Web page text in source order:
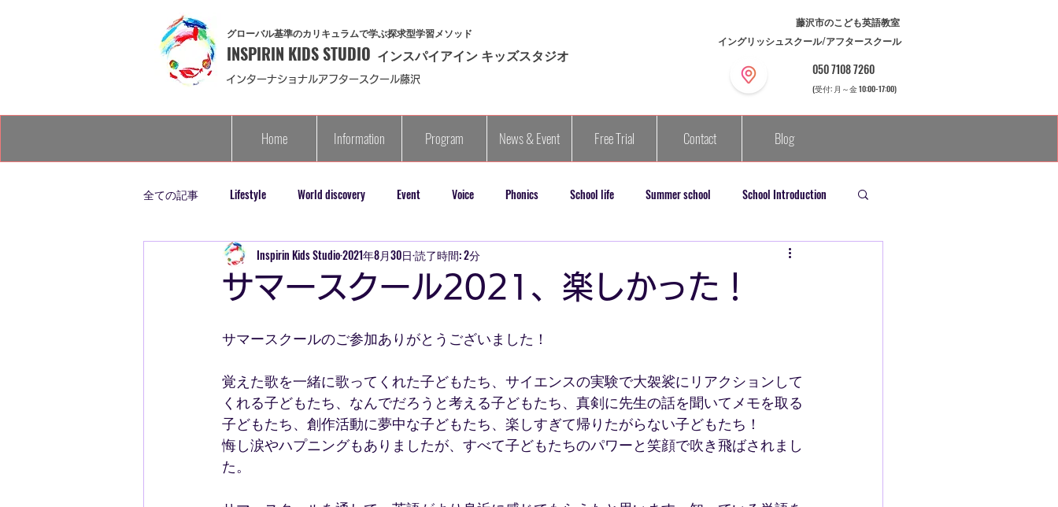
グローバル基準のカリキュラムで学ぶ探求型学習メソッド
INSPIRIN KIDS STUDIO ​インスパイアイン キッズスタジオ
インターナショナルアフタースクール藤沢
藤沢市のこども英語教室
イングリッシュスクール/アフタースクール
050 7108 7260
(受付: 月～金 10:00-17:00)​
Home Information Program News & Event Free Trial Contact Blog
全ての記事 Lifestyle World discovery Event Voice Phonics School life Summer school School Introduction
サマースクール2021、楽しかった！
Inspirin Kids Studio2021年8月30日 読了時間: 2分
サマースクールのご参加ありがとうございました！
覚えた歌を一緒に歌ってくれた子どもたち、サイエンスの実験で大袈裟にリアクションして
くれる子どもたち、なんでだろうと考える子どもたち、真剣に先生の話を聞いてメモを取る
子どもたち、創作活動に夢中な子どもたち、楽しすぎて帰りたがらない子どもたち！
悔し涙やハプニングもありましたが、すべて子どもたちのパワーと笑顔で吹き飛ばされまし
た。